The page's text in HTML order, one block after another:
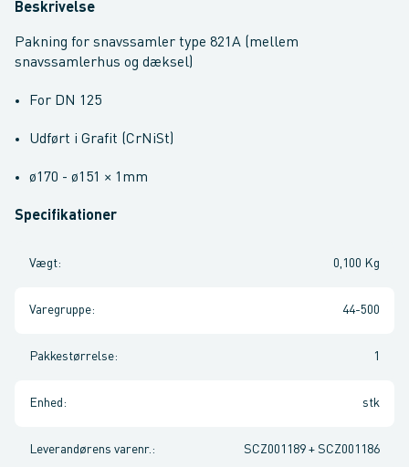
Beskrivelse
Pakning for snavssamler type 821A (mellem
snavssamlerhus og dæksel)
For DN 125
Udført i Grafit (CrNiSt)
ø170 - ø151 × 1mm
Specifikationer
Vægt: 0,100 Kg
Varegruppe: 44-500
Pakkestørrelse: 1
Enhed : stk
Leverandørens varenr. : SCZ001189 + SCZ001186